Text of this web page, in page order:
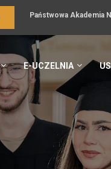
Państwowa Akademia
E-UCZELNIA